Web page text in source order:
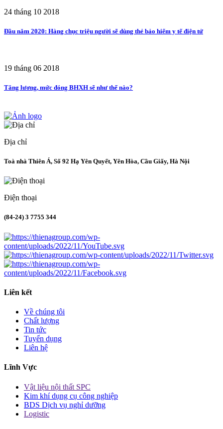
24 tháng 10 2018
Đầu năm 2020: Hàng chục triệu người sẽ dùng thẻ bảo hiểm y tế điện tử
19 tháng 06 2018
Tăng lương, mức đóng BHXH sẽ như thế nào?
Địa chỉ
Toà nhà Thiên Á, Số 92 Hạ Yên Quyết, Yên Hòa, Cầu Giấy, Hà Nội
Điện thoại
(84-24) 3 7755 344
Liên kết
Về chúng tôi
Chất lượng
Tin tức
Tuyển dụng
Liên hệ
Lĩnh Vực
Vật liệu nội thất SPC
Kim khí dụng cụ công nghiệp
BDS Dịch vụ nghỉ dưỡng
Logistic